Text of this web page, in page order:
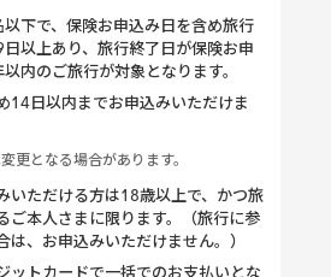
下で、保険お申込み日を含め旅行
日以上あり、旅行終了日が保険お申
内のご旅行が対象となります。
14日以内までお申込みいただけま
更となる場合があります。
いただける方は18歳以上で、かつ旅
ご本人さまに限ります。（旅行に参
は、お申込みいただけません。）
ットカードで一括でのお支払いとな